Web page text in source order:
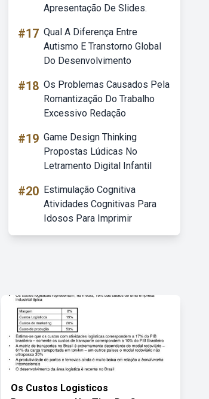
Apresentação De Slides.
#17 Qual A Diferença Entre
Autismo E Transtorno Global
Do Desenvolvimento
#18 Os Problemas Causados Pela
Romantização Do Trabalho
Excessivo Redação
#19 Game Design Thinking
Propostas Lúdicas No
Letramento Digital Infantil
#20 Estimulação Cognitiva
Atividades Cognitivas Para
Idosos Para Imprimir
Os Custos Logisticos